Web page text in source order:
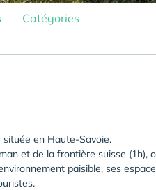
Catégories
en Haute-Savoie.
et de la frontière suisse
paisible, ses